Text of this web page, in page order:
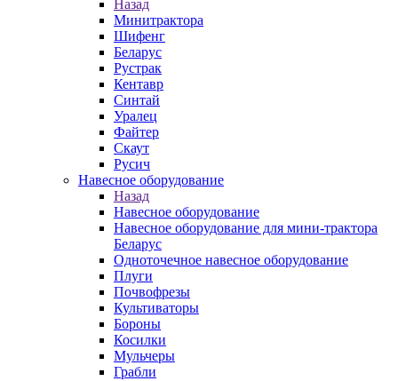
Назад
Минитрактора
Шифенг
Беларус
Рустрак
Кентавр
Синтай
Уралец
Файтер
Скаут
Русич
Навесное оборудование
Назад
Навесное оборудование
Навесное оборудование для мини-трактора
Беларус
Одноточечное навесное оборудование
Плуги
Почвофрезы
Культиваторы
Бороны
Косилки
Мульчеры
Грабли